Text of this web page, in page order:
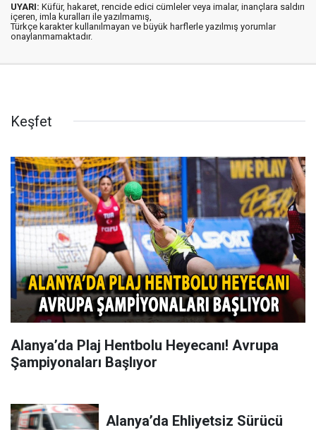
UYARI: Küfür, hakaret, rencide edici cümleler veya imalar, inançlara saldırı
içeren, imla kuralları ile yazılmamış,
Türkçe karakter kullanılmayan ve büyük harflerle yazılmış yorumlar
onaylanmamaktadır.
Keşfet
Alanya’da Plaj Hentbolu Heyecanı! Avrupa
Şampiyonaları Başlıyor
Alanya’da Ehliyetsiz Sürücü